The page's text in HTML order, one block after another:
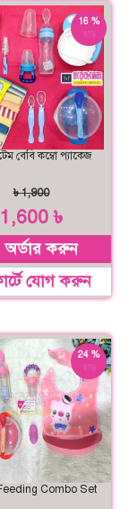
16 %
বেবি কম্বো প্যাকেজ
৳ 1,900
1,600 ৳
অর্ডার করুন
যোগ করুন
24 %
Combo Set